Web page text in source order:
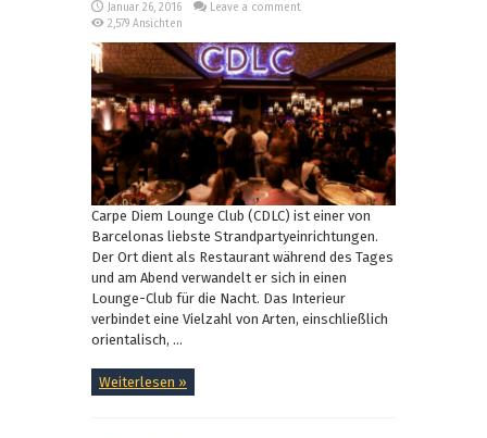
Januar 26, 2016
Leave a comment
2,579 Ansichten
Carpe Diem Lounge Club (CDLC) ist einer von
Barcelonas liebste Strandpartyeinrichtungen.
Der Ort dient als Restaurant während des Tages
und am Abend verwandelt er sich in einen
Lounge-Club für die Nacht. Das Interieur
verbindet eine Vielzahl von Arten, einschließlich
orientalisch, ...
Weiterlesen »